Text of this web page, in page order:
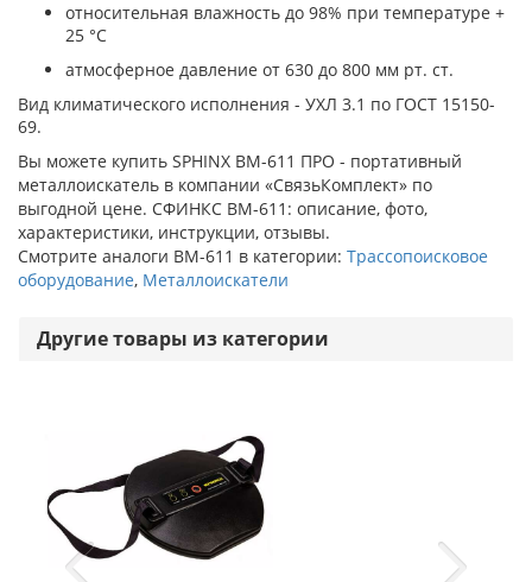
относительная влажность до 98% при температуре +
25 °С
атмосферное давление от 630 до 800 мм рт. ст.
Вид климатического исполнения - УХЛ 3.1 по ГОСТ 15150-
69.
Вы можете купить SPHINX ВМ-611 ПРО - портативный
металлоискатель в компании «СвязьКомплект» по
выгодной цене. СФИНКС ВМ-611: описание, фото,
характеристики, инструкции, отзывы.
Смотрите аналоги ВМ-611 в категории: Трассопоисковое
оборудование, Металлоискатели
Другие товары из категории